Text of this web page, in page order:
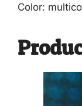
Color: